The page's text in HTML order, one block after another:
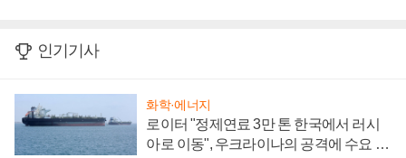
인기기사
화학·에너지
로이터 "정제연료 3만 톤 한국에서 러시
아로 이동", 우크라이나의 공격에 수요 늘